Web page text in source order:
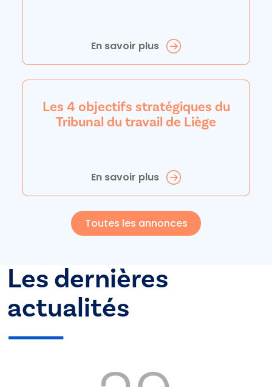
En savoir plus
Les 4 objectifs stratégiques du
Tribunal du travail de Liège
En savoir plus
Toutes les annonces
Les dernières
actualités